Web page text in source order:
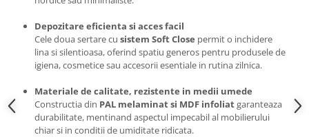
Depozitare eficienta si acces facil
Cele doua sertare cu sistem Soft Close permit o inchidere
lina si silentioasa, oferind spatiu generos pentru produsele de
igiena, cosmetice sau accesorii esentiale in rutina zilnica.
Materiale de calitate, rezistente in medii umede
Constructia din PAL melaminat si MDF infoliatgaranteaza
durabilitate, mentinand aspectul impecabil al mobilierului
chiar si in conditii de umiditate ridicata.